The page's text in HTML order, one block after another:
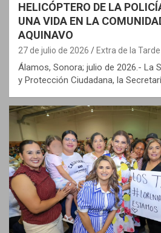
HELICÓPTERO DE LA
UNA VIDA EN LA
AQUINAVO
27 de julio de 2026 Extra de la Tarde
Álamos, Sonora; julio de 2026.- La
y Protección Ciudadana, la